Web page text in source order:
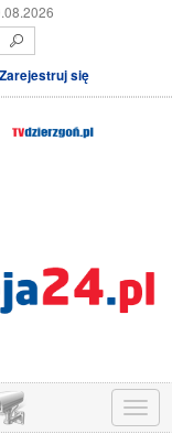
Zarejestruj się
Menu